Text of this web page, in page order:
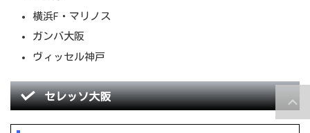
横浜F・マリノス
ガンバ大阪
ヴィッセル神戸
セレッソ大阪